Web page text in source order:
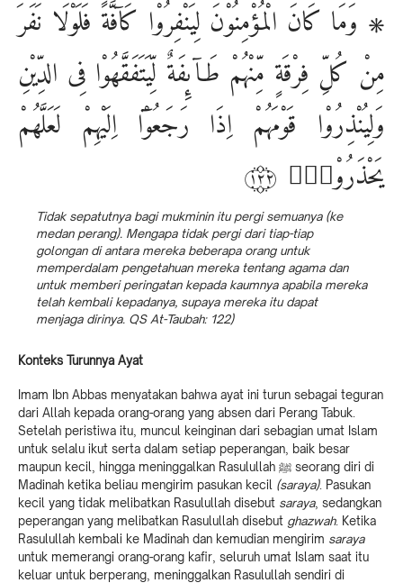
۞ وَمَا كَانَ الْمُؤْمِنُوْنَ لِيَنْفِرُوْا كَاۤفَّةًۗ فَلَوْلَا نَفَرَ
مِنْ كُلِّ فِرْقَةٍ مِّنْهُمْ طَاۤىِٕفَةٌ لِّيَتَفَقَّهُوْا فِى الدِّيْنِ
وَلِيُنْذِرُوْا قَوْمَهُمْ اِذَا رَجَعُوْٓا اِلَيْهِمْ لَعَلَّهُمْ
يَحْذَرُوْنَࣖ ۝١٢٢
Tidak sepatutnya bagi mukminin itu pergi semuanya (ke
medan perang). Mengapa tidak pergi dari tiap-tiap
golongan di antara mereka beberapa orang untuk
memperdalam pengetahuan mereka tentang agama dan
untuk memberi peringatan kepada kaumnya apabila mereka
telah kembali kepadanya, supaya mereka itu dapat
menjaga dirinya. QS At-Taubah: 122)
Konteks Turunnya Ayat
Imam Ibn Abbas menyatakan bahwa ayat ini turun sebagai teguran
dari Allah kepada orang-orang yang absen dari Perang Tabuk.
Setelah peristiwa itu, muncul keinginan dari sebagian umat Islam
untuk selalu ikut serta dalam setiap peperangan, baik besar
maupun kecil, hingga meninggalkan Rasulullah ﷺ seorang diri di
Madinah ketika beliau mengirim pasukan kecil (saraya). Pasukan
kecil yang tidak melibatkan Rasulullah disebut saraya, sedangkan
peperangan yang melibatkan Rasulullah disebut ghazwah. Ketika
Rasulullah kembali ke Madinah dan kemudian mengirim saraya
untuk memerangi orang-orang kafir, seluruh umat Islam saat itu
keluar untuk berperang, meninggalkan Rasulullah sendiri di